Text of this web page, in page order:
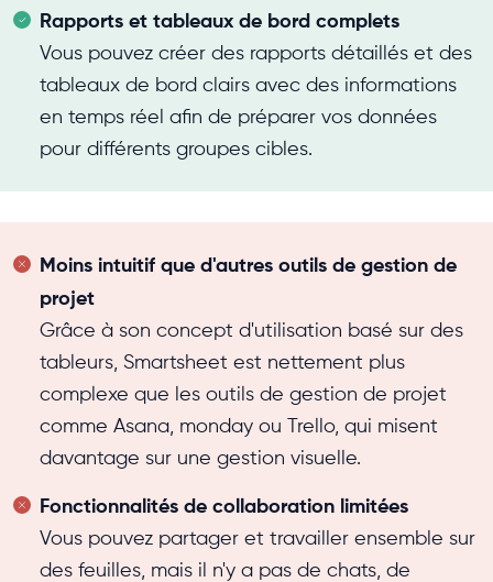
Rapports et tableaux de bord complets
Vous pouvez créer des rapports détaillés et des
tableaux de bord clairs avec des informations
en temps réel afin de préparer vos données
pour différents groupes cibles.
Moins intuitif que d'autres outils de gestion de
projet
Grâce à son concept d'utilisation basé sur des
tableurs, Smartsheet est nettement plus
complexe que les outils de gestion de projet
comme Asana, monday ou Trello, qui misent
davantage sur une gestion visuelle.
Fonctionnalités de collaboration limitées
Vous pouvez partager et travailler ensemble sur
des feuilles, mais il n'y a pas de chats, de